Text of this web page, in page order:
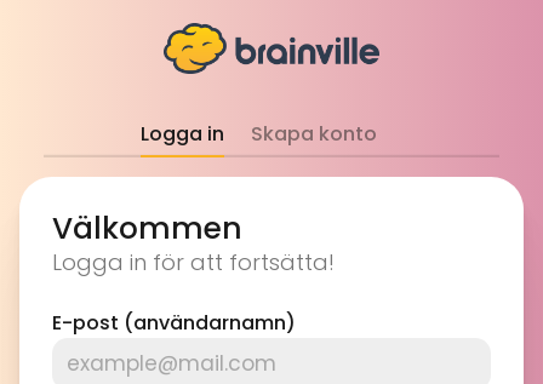
Logga in Skapa konto
Välkommen
Logga in för att fortsätta!
E-post (användarnamn)